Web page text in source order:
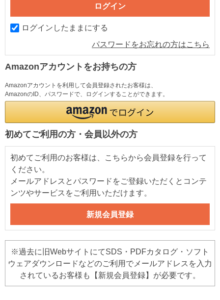
ログインしたままにする
パスワードをお忘れの方はこちら
Amazonアカウントをお持ちの方
Amazonアカウントを利用して会員登録されたお客様は、
AmazonのID、パスワードで、ログインすることができます。
初めてご利用の方・会員以外の方
初めてご利用のお客様は、こちらから会員登録を行って
ください。
メールアドレスとパスワードをご登録いただくとコンテ
ンツやサービスをご利用いただけます。
※過去に旧WebサイトにてSDS・PDFカタログ・ソフト
ウェアダウンロードなどのご利用でメールアドレスを入力
されているお客様も【新規会員登録】が必要です。